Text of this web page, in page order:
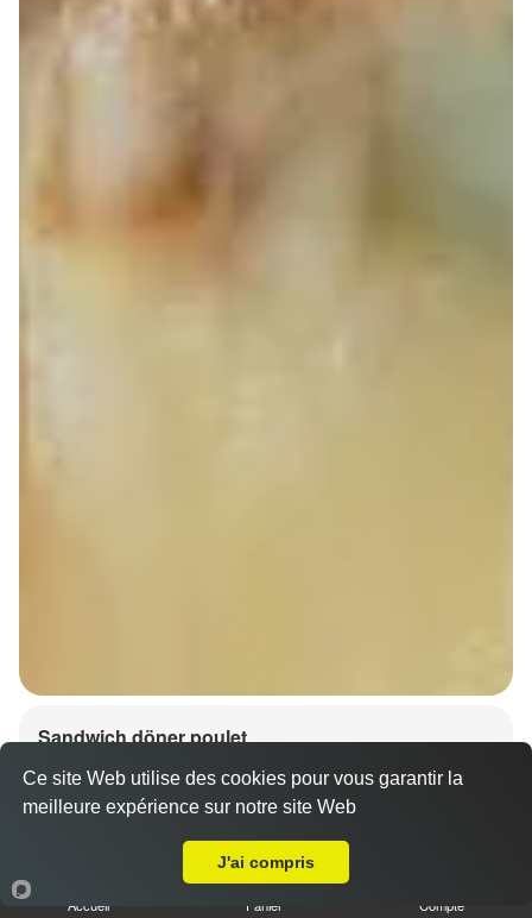
Sandwich döner poulet
Dès7.00 €
Accueil Panier Compte
Ce site Web utilise des cookies pour vous garantir la
meilleure expérience sur notre site Web
J'ai compris